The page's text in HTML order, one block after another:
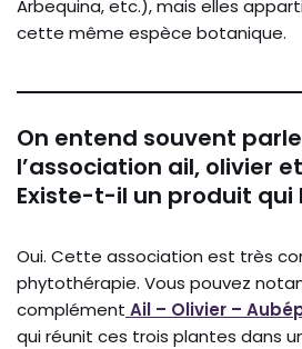
Arbequina, etc.), mais elles
cette même espèce botanique.
On entend souvent
l’association ail, olivier
Existe-t-il un produit qui
Oui. Cette association est très
phytothérapie. Vous pouvez
complément Ail – Olivier –
qui réunit ces trois plantes dans